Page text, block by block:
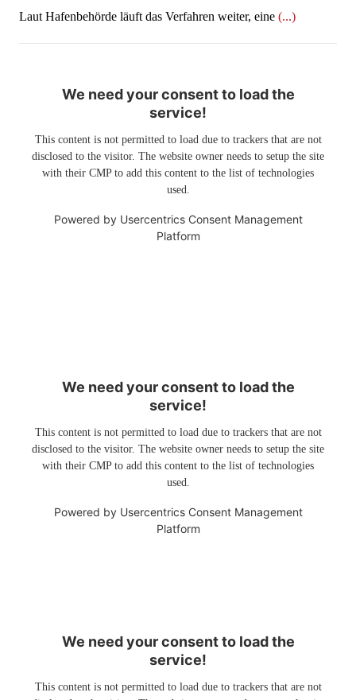
Laut Hafenbehörde läuft das Verfahren weiter, eine (...)
We need your consent to load the
service!
This content is not permitted to load due to trackers that are not
disclosed to the visitor. The website owner needs to setup the site
with their CMP to add this content to the list of technologies
used.
Powered by Usercentrics Consent Management
Platform
We need your consent to load the
service!
This content is not permitted to load due to trackers that are not
disclosed to the visitor. The website owner needs to setup the site
with their CMP to add this content to the list of technologies
used.
Powered by Usercentrics Consent Management
Platform
We need your consent to load the
service!
This content is not permitted to load due to trackers that are not